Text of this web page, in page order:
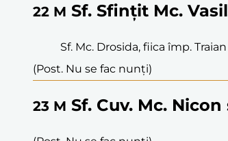
22 M Sf. Sfințit Mc.
Sf. Mc. Drosida, fiica împ. Traian
(Post. Nu se fac nunți)
23 M Sf. Cuv. Mc.